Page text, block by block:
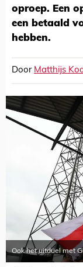
oproep. Een
een betaald
hebben.
Door Matthijs
Ook het uitduel met